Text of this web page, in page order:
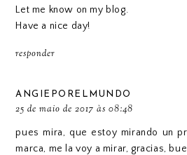
Let me know on my blog.
Have a nice day!
responder
ANGIEPORELMUNDO
25 de maio de 2017 às 08:48
pues mira, que estoy mirando un
marca, me la voy a mirar, gracias,